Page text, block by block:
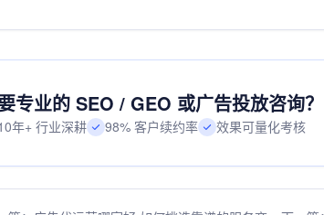
专业的 SEO / GEO 或广告投放咨询？
年+ 行业深耕 98% 客户续约率 效果可量化考核